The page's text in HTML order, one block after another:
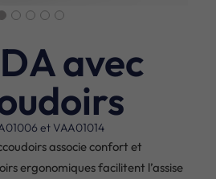
avec
et VAA01014
associe confort et
ergonomiques facilitent l’assise